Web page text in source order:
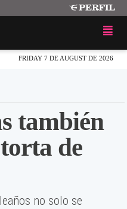
FRIDAY 7 DE AUGUST DE 2026
también
de
no solo se